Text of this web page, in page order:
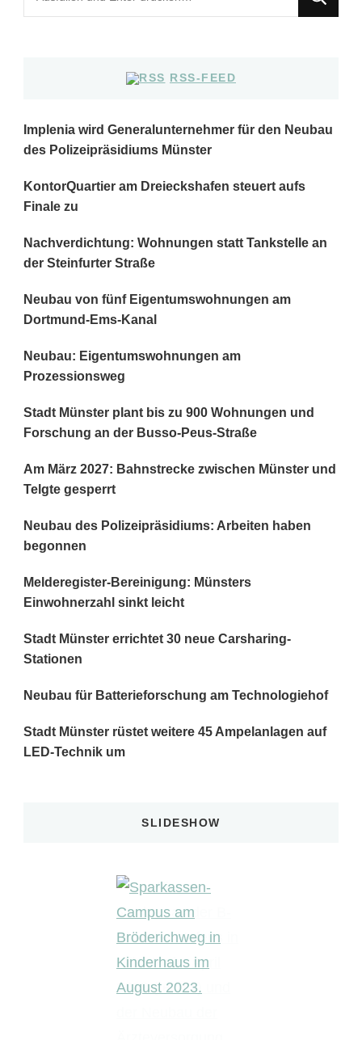
du
RSS-FEED
Implenia wird Generalunternehmer für den Neubau
des Polizeipräsidiums Münster
KontorQuartier am Dreieckshafen steuert aufs
Finale zu
Nachverdichtung: Wohnungen statt Tankstelle an
der Steinfurter Straße
Neubau von fünf Eigentumswohnungen am
Dortmund-Ems-Kanal
Neubau: Eigentumswohnungen am
Prozessionsweg
Stadt Münster plant bis zu 900 Wohnungen und
Forschung an der Busso-Peus-Straße
Am März 2027: Bahnstrecke zwischen Münster und
Telgte gesperrt
Neubau des Polizeipräsidiums: Arbeiten haben
begonnen
Melderegister-Bereinigung: Münsters
Einwohnerzahl sinkt leicht
Stadt Münster errichtet 30 neue Carsharing-
Stationen
Neubau für Batterieforschung am Technologiehof
Stadt Münster rüstet weitere 45 Ampelanlagen auf
LED-Technik um
SLIDESHOW